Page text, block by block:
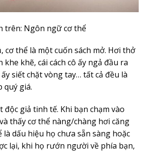
trên: Ngôn ngữ cơ thể
cơ thể là một cuốn sách mở. Hơi thở
khẽ, cái cách cô ấy ngả đầu ra
siết chặt vòng tay… tất cả đều là
quý giá.
giả tinh tế. Khi bạn chạm vào
thấy cơ thể nàng/chàng hơi căng
là dấu hiệu họ chưa sẵn sàng hoặc
lại, khi họ rướn người về phía bạn,